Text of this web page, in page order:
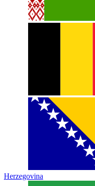
Herzegovina